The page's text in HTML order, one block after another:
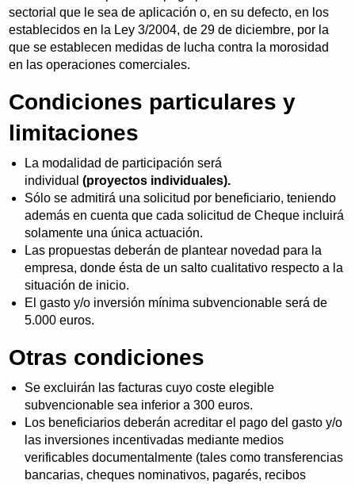
sectorial que le sea de aplicación o, en su defecto, en los
establecidos en la Ley 3/2004, de 29 de diciembre, por la
que se establecen medidas de lucha contra la morosidad
en las operaciones comerciales.
Condiciones particulares y
limitaciones
La modalidad de participación será
individual(proyectos individuales).
Sólo se admitirá una solicitud por beneficiario, teniendo
además en cuenta que cada solicitud de Cheque incluirá
solamente una única actuación.
Las propuestas deberán de plantear novedad para la
empresa, donde ésta de un salto cualitativo respecto a la
situación de inicio.
El gasto y/o inversión mínima subvencionable será de
5.000 euros.
Otras condiciones
Se excluirán las facturas cuyo coste elegible
subvencionable sea inferior a 300 euros.
Los beneficiarios deberán acreditar el pago del gasto y/o
las inversiones incentivadas mediante medios
verificables documentalmente (tales como transferencias
bancarias, cheques nominativos, pagarés, recibos